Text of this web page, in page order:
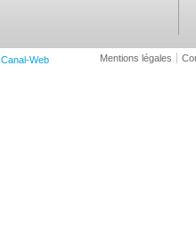
Canal-Web Mentions légales